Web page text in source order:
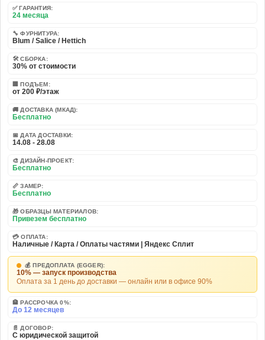
✅ ГАРАНТИЯ:
24 месяца
🔧 ФУРНИТУРА:
Blum / Salice / Hettich
🛠️ СБОРКА:
30% от стоимости
🏢 ПОДЪЕМ:
от 200 ₽/этаж
🚚 ДОСТАВКА (МКАД):
Бесплатно
📅 ДАТА ДОСТАВКИ:
14.08 - 28.08
🎨 ДИЗАЙН-ПРОЕКТ:
Бесплатно
📏 ЗАМЕР:
Бесплатно
🎁 ОБРАЗЦЫ МАТЕРИАЛОВ:
Привезем бесплатно
💳 ОПЛАТА:
Наличные / Карта / Оплаты частями | Яндекс Сплит
💰 ПРЕДОПЛАТА (EGGER):
10% — запуск производства
Оплата за 1 день до доставки — онлайн или в офисе 90%
🏦 РАССРОЧКА 0%:
До 12 месяцев
📄 ДОГОВОР:
С юридической защитой